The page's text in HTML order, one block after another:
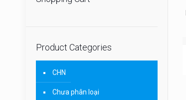
Product Categories
CHN
Chưa phân loại